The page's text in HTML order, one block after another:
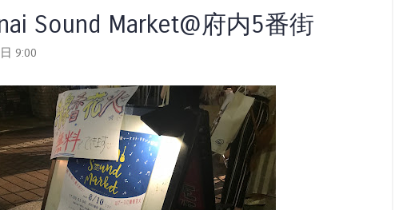
Sound Market@府内5番街
9:00